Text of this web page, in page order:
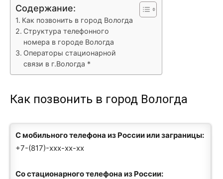
Содержание:
Как позвонить в город Вологда
Структура телефонного
номера в городе Вологда
Операторы стационарной
связи в г.Вологда *
Как позвонить в город Вологда
С мобильного телефона из России или заграницы:
+7-(817)-xxx-xx-xx
Со стационарного телефона из России: